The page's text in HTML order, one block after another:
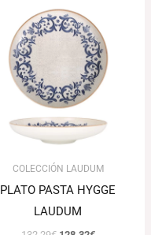
COLECCIÓN LAUDUM
PLATO PASTA HYGGE
LAUDUM
El
precio
original
132.29€.
precio
actual
es:
128.32€.